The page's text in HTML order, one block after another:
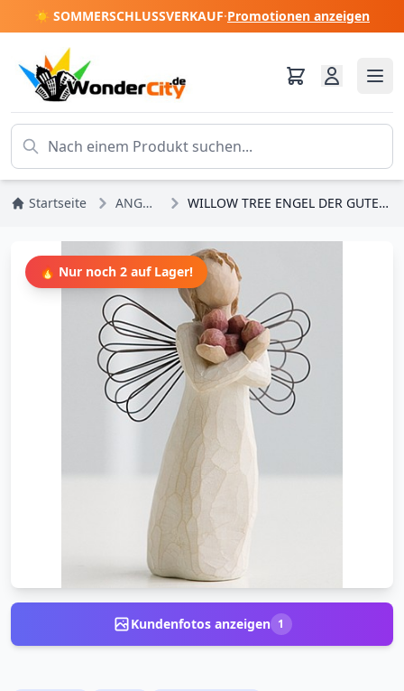
☀️ SOMMERSCHLUSSVERKAUF·Promotionen anzeigen
Startseite ANGEBOTE WILLOW TREE ENGEL DER GUTEN GESUNDHEIT
🔥 Nur noch 2 auf Lager!
Kundenfotos anzeigen 1